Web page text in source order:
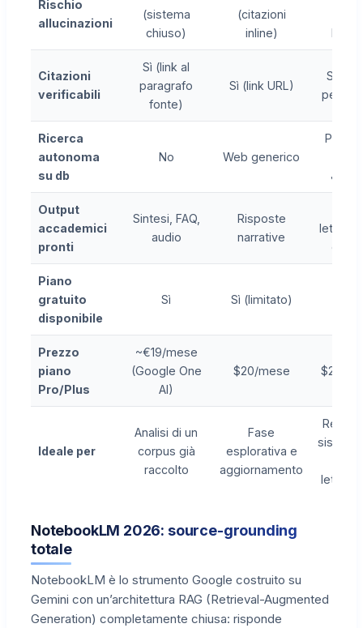
Rischio
allucinazioni
(sistema
chiuso)
(citazioni
inline)
Citazioni
verificabili
Sì (link al
paragrafo
fonte)
Sì (link URL)
Sì
per
Ricerca
autonoma
su db
No Web generico
Output
accademici
pronti
Sintesi, FAQ,
audio
Risposte
narrative
Piano
gratuito
disponibile
Sì Sì (limitato)
Prezzo
piano
Pro/Plus
~€19/mese
(Google One
AI)
$20/mese $20/
Ideale per
Analisi di un
corpus già
raccolto
Fase
esplorativa e
aggiornamento
NotebookLM 2026: source-grounding
totale
NotebookLM è lo strumento Google costruito su
Gemini con un’architettura RAG (Retrieval-Augmented
Generation) completamente chiusa: risponde